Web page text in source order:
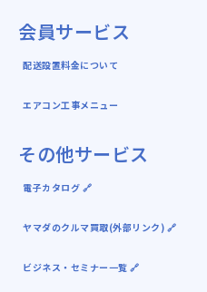
会員サービス
配送設置料金について
エアコン工事メニュー
その他サービス
電子カタログ 🔗
ヤマダのクルマ買取(外部リンク) 🔗
ビジネス・セミナー一覧 🔗